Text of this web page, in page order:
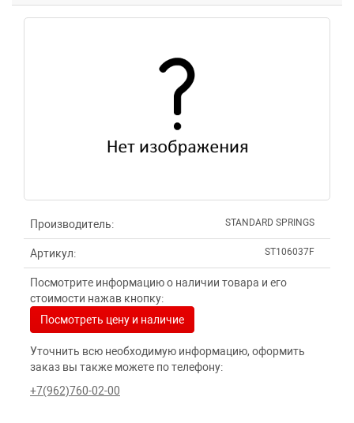
Производитель: STANDARD SPRINGS
Артикул: ST106037F
Посмотрите информацию о наличии товара и его
стоимости нажав кнопку:
Посмотреть цену и наличие
Уточнить всю необходимую информацию, оформить
заказ вы также можете по телефону:
+7(962)760-02-00